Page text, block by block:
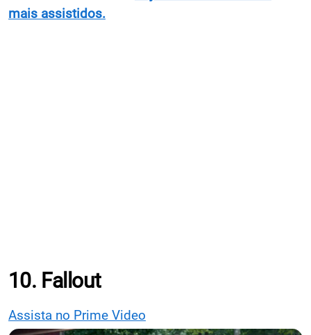
mais assistidos.
10. Fallout
Assista no Prime Video